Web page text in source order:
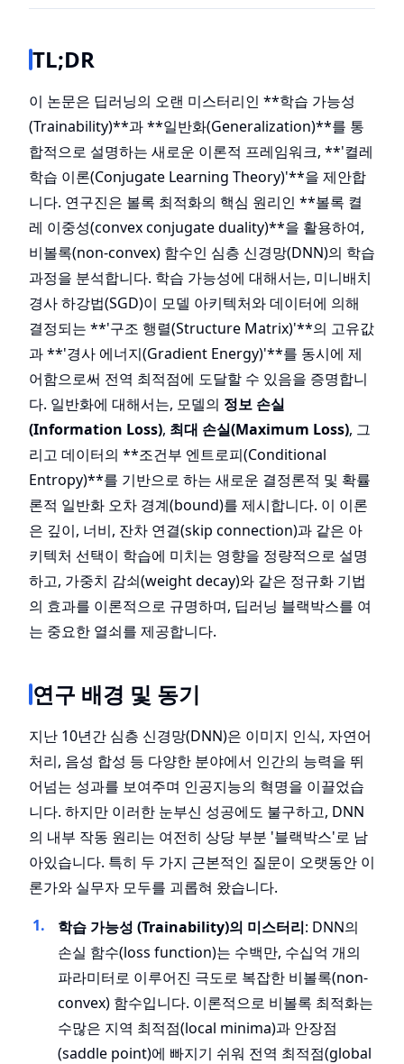
TL;DR
이 논문은 딥러닝의 오랜 미스터리인 **학습 가능성
(Trainability)**과 **일반화(Generalization)**를 통
합적으로 설명하는 새로운 이론적 프레임워크, **'켤레
학습 이론(Conjugate Learning Theory)'**을 제안합
니다. 연구진은 볼록 최적화의 핵심 원리인 **볼록 켤
레 이중성(convex conjugate duality)**을 활용하여,
비볼록(non-convex) 함수인 심층 신경망(DNN)의 학습
과정을 분석합니다. 학습 가능성에 대해서는, 미니배치
경사 하강법(SGD)이 모델 아키텍처와 데이터에 의해
결정되는 **'구조 행렬(Structure Matrix)'**의 고유값
과 **'경사 에너지(Gradient Energy)'**를 동시에 제
어함으로써 전역 최적점에 도달할 수 있음을 증명합니
다. 일반화에 대해서는, 모델의 정보 손실
(Information Loss), 최대 손실(Maximum Loss), 그
리고 데이터의 **조건부 엔트로피(Conditional
Entropy)**를 기반으로 하는 새로운 결정론적 및 확률
론적 일반화 오차 경계(bound)를 제시합니다. 이 이론
은 깊이, 너비, 잔차 연결(skip connection)과 같은 아
키텍처 선택이 학습에 미치는 영향을 정량적으로 설명
하고, 가중치 감쇠(weight decay)와 같은 정규화 기법
의 효과를 이론적으로 규명하며, 딥러닝 블랙박스를 여
는 중요한 열쇠를 제공합니다.
연구 배경 및 동기
지난 10년간 심층 신경망(DNN)은 이미지 인식, 자연어
처리, 음성 합성 등 다양한 분야에서 인간의 능력을 뛰
어넘는 성과를 보여주며 인공지능의 혁명을 이끌었습
니다. 하지만 이러한 눈부신 성공에도 불구하고, DNN
의 내부 작동 원리는 여전히 상당 부분 '블랙박스'로 남
아있습니다. 특히 두 가지 근본적인 질문이 오랫동안 이
론가와 실무자 모두를 괴롭혀 왔습니다.
학습 가능성 (Trainability)의 미스터리: DNN의
손실 함수(loss function)는 수백만, 수십억 개의
파라미터로 이루어진 극도로 복잡한 비볼록(non-
convex) 함수입니다. 이론적으로 비볼록 최적화는
수많은 지역 최적점(local minima)과 안장점
(saddle point)에 빠지기 쉬워 전역 최적점(global